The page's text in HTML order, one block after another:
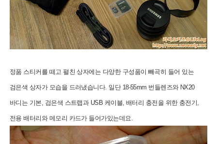
정품 스티커를 떼고 펼친 상자에는 다양한 구성품이 빼곡히 들어 있는
검은색 상자가 모습을 드러냈습니다. 일단 18-55mm 번들렌즈와 NX20
바디는 기본, 검은색 스트랩과 USB 케이블, 배터리 충전을 위한 충전기,
전용 배터리와 메모리 카드가 들어가있는데요.